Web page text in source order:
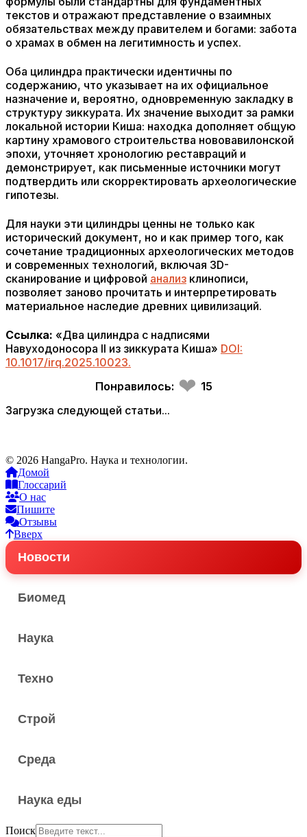
текстов и отражают представление о взаимных
обязательствах между правителем и богами: забота
о храмах в обмен на легитимность и успех.
Оба цилиндра практически идентичны по
содержанию, что указывает на их официальное
назначение и, вероятно, одновременную закладку в
структуру зиккурата. Их значение выходит за рамки
локальной истории Киша: находка дополняет общую
картину храмового строительства нововавилонской
эпохи, уточняет хронологию реставраций и
демонстрирует, как письменные источники могут
подтвердить или скорректировать археологические
гипотезы.
Для науки эти цилиндры ценны не только как
исторический документ, но и как пример того, как
сочетание традиционных археологических методов
и современных технологий, включая 3D-
сканирование и цифровой анализ клинописи,
позволяет заново прочитать и интерпретировать
материальное наследие древних цивилизаций.
Ссылка: «Два цилиндра с надписями
Навуходоносора II из зиккурата Киша» DOI:
10.1017/irq.2025.10023.
Понравилось: ❤ 15
Загрузка следующей статьи...
© 2026 HangaPro. Наука и технологии.
Домой
Глоссарий
О нас
Пишите
Отзывы
Вверх
Новости
Биомед
Наука
Техно
Строй
Среда
Наука еды
Поиск